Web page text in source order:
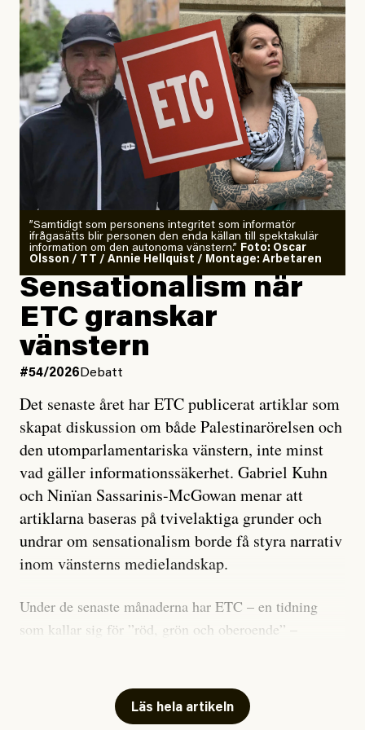
”Samtidigt som personens integritet som informatör
ifrågasätts blir personen den enda källan till spektakulär
information om den autonoma vänstern.” Foto: Oscar
Olsson / TT / Annie Hellquist / Montage: Arbetaren
Sensationalism när
ETC granskar
vänstern
#54/2026 Debatt
Det senaste året har ETC publicerat artiklar som
skapat diskussion om både Palestinarörelsen och
den utomparlamentariska vänstern, inte minst
vad gäller informationssäkerhet. Gabriel Kuhn
och Ninïan Sassarinis-McGowan menar att
artiklarna baseras på tvivelaktiga grunder och
undrar om sensationalism borde få styra narrativ
inom vänsterns medielandskap.
Under de senaste månaderna har ETC – en tidning
som kallar sig för ”röd, grön och oberoende” –
skriver för? Vad betyder det att vara en ”röd, grön och
oberoende” tidning? Och vad är egentligen bra
Läs hela artikeln